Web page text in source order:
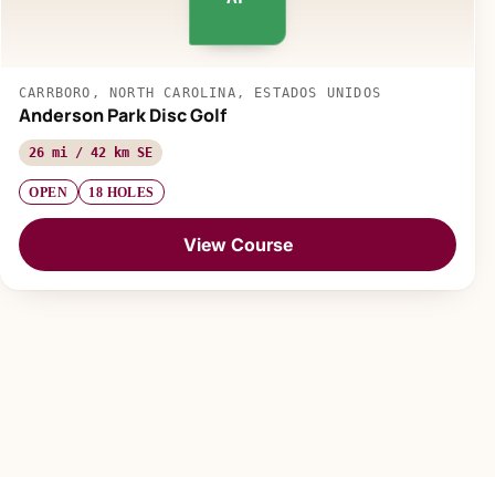
CARRBORO, NORTH CAROLINA, ESTADOS UNIDOS
Anderson Park Disc Golf
26 mi / 42 km SE
OPEN 18 HOLES
View Course